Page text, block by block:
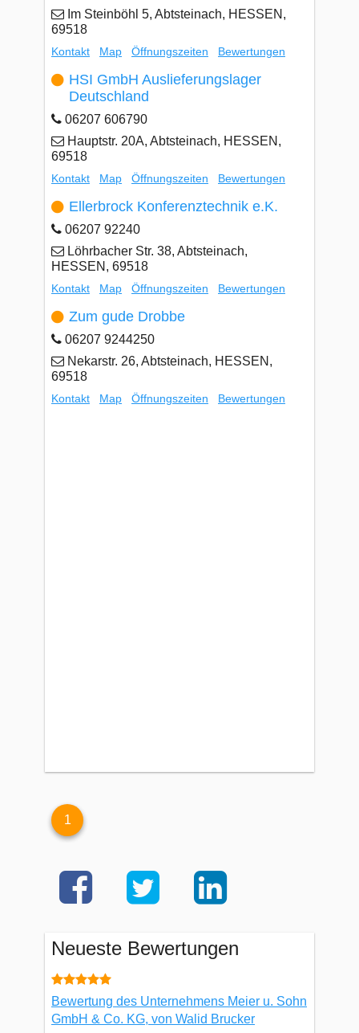
Im Steinböhl 5, Abtsteinach, HESSEN,
69518
Kontakt Map Öffnungszeiten Bewertungen
HSI GmbH Auslieferungslager
Deutschland
06207 606790
Hauptstr. 20A, Abtsteinach, HESSEN,
69518
Kontakt Map Öffnungszeiten Bewertungen
Ellerbrock Konferenztechnik e.K.
06207 92240
Löhrbacher Str. 38, Abtsteinach,
HESSEN, 69518
Kontakt Map Öffnungszeiten Bewertungen
Zum gude Drobbe
06207 9244250
Nekarstr. 26, Abtsteinach, HESSEN,
69518
Kontakt Map Öffnungszeiten Bewertungen
1
Neueste Bewertungen
Bewertung des Unternehmens Meier u. Sohn
GmbH & Co. KG, von Walid Brucker